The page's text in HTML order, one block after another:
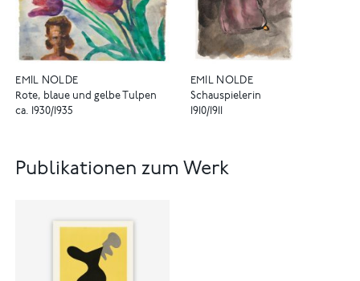
EMIL NOLDE
Rote, blaue und gelbe Tulpen
ca. 1930/1935
EMIL NOLDE
Schauspielerin
1910/1911
Publikationen zum Werk